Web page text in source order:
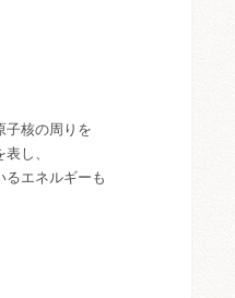
子核の周りを
し、
るエネルギーも